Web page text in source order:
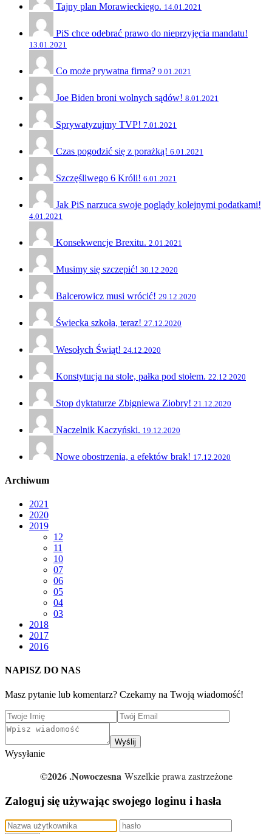
Tajny plan Morawieckiego. 14.01.2021
PiS chce odebrać prawo do nieprzyjęcia mandatu!
13.01.2021
Co może prywatna firma? 9.01.2021
Joe Biden broni wolnych sądów! 8.01.2021
Sprywatyzujmy TVP! 7.01.2021
Czas pogodzić się z porażką! 6.01.2021
Szczęśliwego 6 Króli! 6.01.2021
Jak PiS narzuca swoje poglądy kolejnymi podatkami!
4.01.2021
Konsekwencje Brexitu. 2.01.2021
Musimy się szczepić! 30.12.2020
Balcerowicz musi wrócić! 29.12.2020
Świecka szkoła, teraz! 27.12.2020
Wesołych Świąt! 24.12.2020
Konstytucja na stole, pałka pod stołem. 22.12.2020
Stop dyktaturze Zbigniewa Ziobry! 21.12.2020
Naczelnik Kaczyński. 19.12.2020
Nowe obostrzenia, a efektów brak! 17.12.2020
Archiwum
2021
2020
2019
12
11
10
07
06
05
04
03
2018
2017
2016
NAPISZ DO NAS
Masz pytanie lub komentarz? Czekamy na Twoją wiadomość!
Wyślij
Wysyłanie
©2026 .Nowoczesna Wszelkie prawa zastrzeżone
Zaloguj się używając swojego loginu i hasła